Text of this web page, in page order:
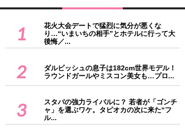
1
花火大会デートで猛烈に気分が悪くな
り…“いまいちの相手”とホテルに行って大
後悔／...
2
ダルビッシュの息子は182cm世界モデル！
ラウンドガールやミスコン美女も…プロ...
3
スタバの強力ライバルに？ 若者が「ゴンチ
ャ」を選ぶワケ。タピオカの次に来た“フ
ル...